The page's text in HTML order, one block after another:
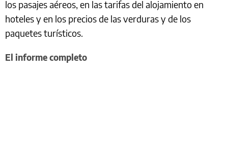
los pasajes aéreos, en las tarifas del alojamiento en
hoteles y en los precios de las verduras y de los
paquetes turísticos.
El informe completo